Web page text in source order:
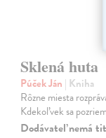
Sklená huta
Púček Ján | Kniha
Rôzne miesta
Kdekoľvek sa
Dodávateľ nemá